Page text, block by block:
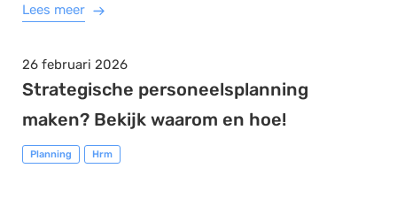
Lees meer
26 februari 2026
Strategische personeelsplanning
maken? Bekijk waarom en hoe!
Planning Hrm